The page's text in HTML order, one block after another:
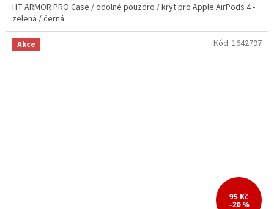
HT ARMOR PRO Case / odolné pouzdro / kryt pro Apple AirPods 4 -
zelená / černá.
Akce
95 Kč
–20 %
Kód: 1642797